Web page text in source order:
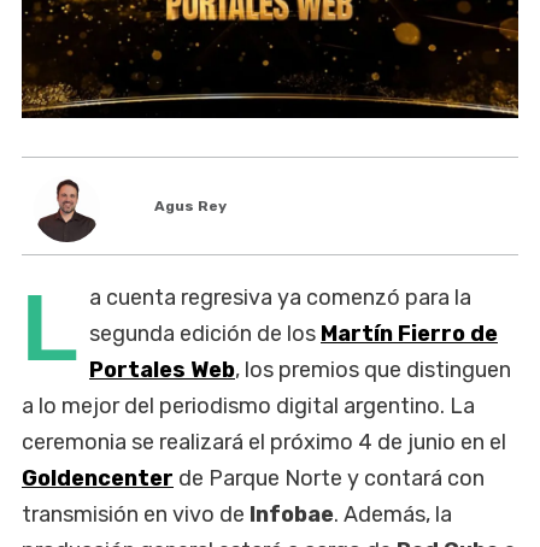
Agus Rey
L a cuenta regresiva ya comenzó para la
segunda edición de los Martín Fierro de
Portales Web, los premios que distinguen
a lo mejor del periodismo digital argentino. La
ceremonia se realizará el próximo 4 de junio en el
Goldencenter de Parque Norte y contará con
transmisión en vivo de Infobae. Además, la